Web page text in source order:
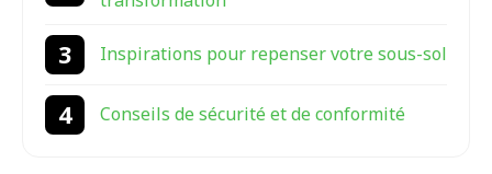
Inspirations pour repenser votre sous-sol
Conseils de sécurité et de conformité